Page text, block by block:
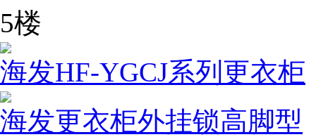
5楼
海发HF-YGCJ系列更衣柜
海发更衣柜外挂锁高脚型